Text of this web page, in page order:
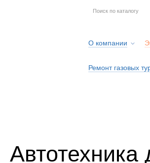
О компании
Ремонт газовых
Автотехника